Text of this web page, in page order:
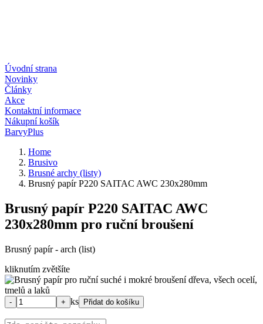
Úvodní strana
Novinky
Články
Akce
Kontaktní informace
Nákupní košík
BarvyPlus
Home
Brusivo
Brusné archy (listy)
Brusný papír P220 SAITAC AWC 230x280mm
Brusný papír P220 SAITAC AWC
230x280mm pro ruční broušení
Brusný papír - arch (list)
kliknutím zvětšíte
ks